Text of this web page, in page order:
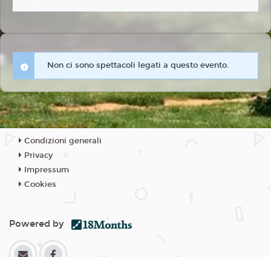
Non ci sono spettacoli legati a questo evento.
Condizioni generali
Privacy
Impressum
Cookies
Powered by